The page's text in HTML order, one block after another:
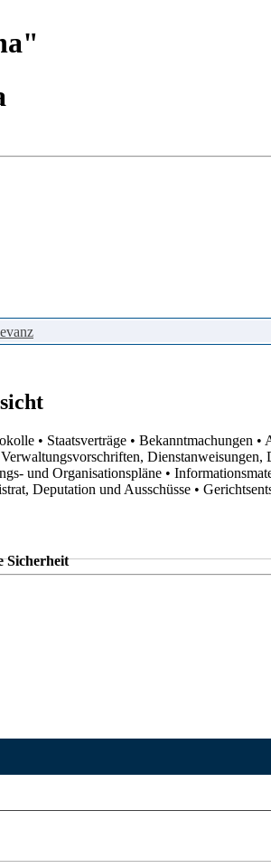
"
• Staatsverträge • Bekanntmachungen •
Verwaltungsvorschriften,
und Organisationspläne •
Deputation und Ausschüsse •